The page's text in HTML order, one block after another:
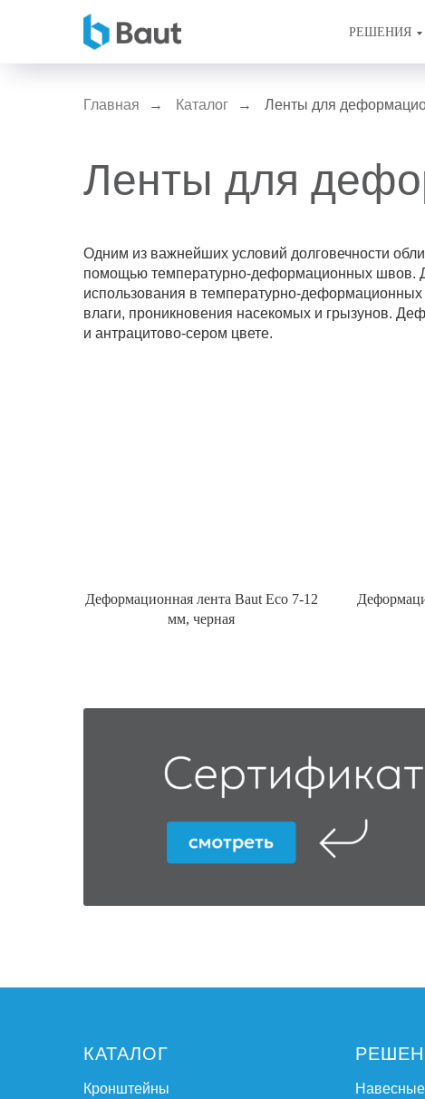
РЕШЕНИЯ
Главная → Каталог → Ленты для
Ленты для
Одним из важнейших условий долговечности
помощью температурно-деформационных швов.
использования в температурно-
влаги, проникновения насекомых и грызунов.
и антрацитово-сером цвете.
Деформационная лента Baut Eco 7-12
мм, черная
КАТАЛОГ
Кронштейны